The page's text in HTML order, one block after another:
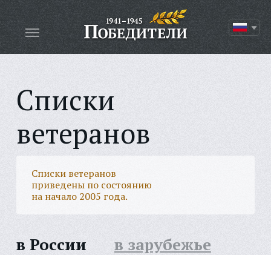
Списки
ветеранов
Списки ветеранов
приведены по состоянию
на начало 2005 года.
в России в зарубежье